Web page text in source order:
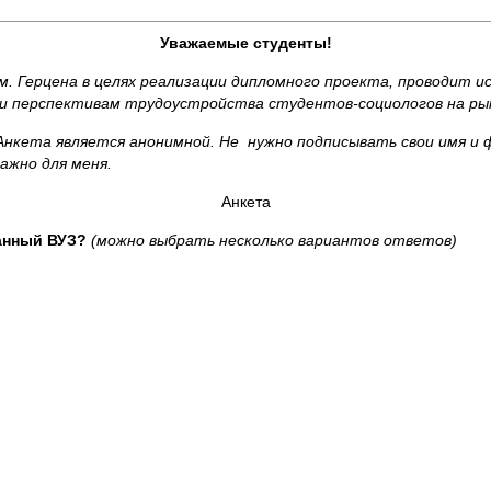
Уважаемые студенты!
в целях реализации дипломного проекта, проводит
перспективам трудоустройства студентов-социологов на
является анонимной. Не нужно подписывать свои имя
для меня.
Анкета
ВУЗ? (можно выбрать несколько вариантов ответов)